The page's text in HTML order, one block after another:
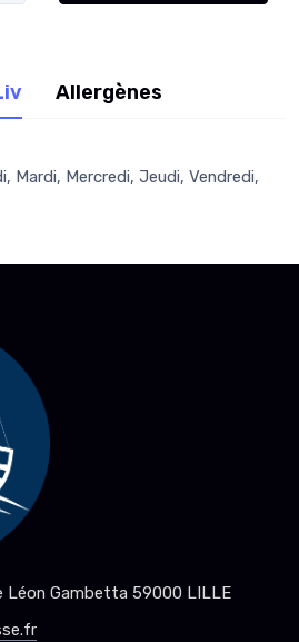
Allergènes
Mardi, Mercredi, Jeudi, Vendredi,
Léon Gambetta 59000 LILLE